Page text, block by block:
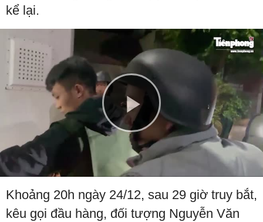
kể lại.
Play
Video
Khoảng 20h ngày 24/12, sau 29 giờ truy bắt,
kêu gọi đầu hàng, đối tượng Nguyễn Văn